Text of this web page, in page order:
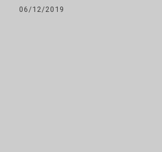
06/12/2019